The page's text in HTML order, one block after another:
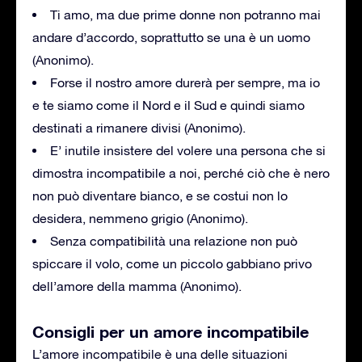
Ti amo, ma due prime donne non potranno mai
andare d’accordo, soprattutto se una è un uomo
(Anonimo).
Forse il nostro amore durerà per sempre, ma io
e te siamo come il Nord e il Sud e quindi siamo
destinati a rimanere divisi (Anonimo).
E’ inutile insistere del volere una persona che si
dimostra incompatibile a noi, perché ciò che è nero
non può diventare bianco, e se costui non lo
desidera, nemmeno grigio (Anonimo).
Senza compatibilità una relazione non può
spiccare il volo, come un piccolo gabbiano privo
dell’amore della mamma (Anonimo).
Consigli per un amore incompatibile
L’amore incompatibile è una delle situazioni